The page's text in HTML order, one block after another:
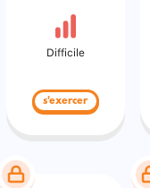
Difficile
s'exercer